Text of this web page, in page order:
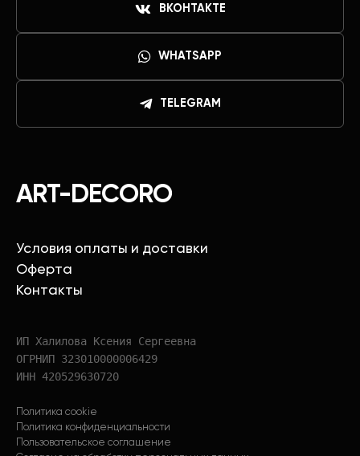
ART-DECORO
Условия оплаты и доставки
Оферта
Контакты
ИП Халилова Ксения Сергеевна
ОГРНИП 323010000006429
ИНН 420529630720
Политика cookie
Политика конфиденциальности
Пользовательское соглашение
ВКОНТАКТЕ
WHATSAPP
TELEGRAM